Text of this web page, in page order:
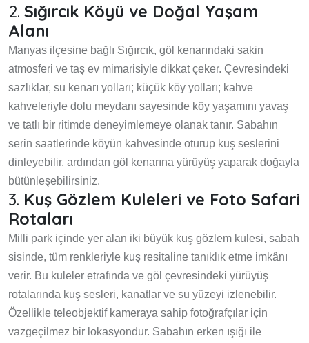
2. Sığırcık Köyü ve Doğal Yaşam
Alanı
Manyas ilçesine bağlı Sığırcık, göl kenarındaki sakin
atmosferi ve taş ev mimarisiyle dikkat çeker. Çevresindeki
sazlıklar, su kenarı yolları; küçük köy yolları; kahve
kahveleriyle dolu meydanı sayesinde köy yaşamını yavaş
ve tatlı bir ritimde deneyimlemeye olanak tanır. Sabahın
serin saatlerinde köyün kahvesinde oturup kuş seslerini
dinleyebilir, ardından göl kenarına yürüyüş yaparak doğayla
bütünleşebilirsiniz.
3. Kuş Gözlem Kuleleri ve Foto Safari
Rotaları
Milli park içinde yer alan iki büyük kuş gözlem kulesi, sabah
sisinde, tüm renkleriyle kuş resitaline tanıklık etme imkânı
verir. Bu kuleler etrafında ve göl çevresindeki yürüyüş
rotalarında kuş sesleri, kanatlar ve su yüzeyi izlenebilir.
Özellikle teleobjektif kameraya sahip fotoğrafçılar için
vazgeçilmez bir lokasyondur. Sabahın erken ışığı ile